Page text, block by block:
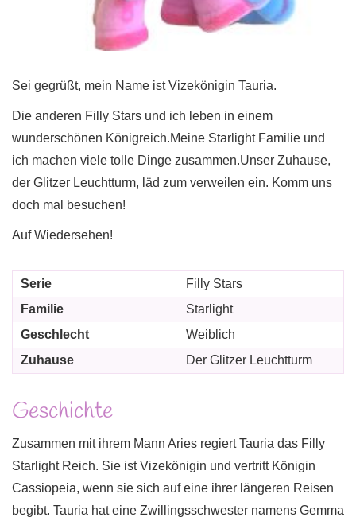
Sei gegrüßt, mein Name ist Vizekönigin Tauria.
Die anderen Filly Stars und ich leben in einem
wunderschönen Königreich.Meine Starlight Familie und
ich machen viele tolle Dinge zusammen.Unser Zuhause,
der Glitzer Leuchtturm, läd zum verweilen ein. Komm uns
doch mal besuchen!
Auf Wiedersehen!
Serie
Filly Stars
Familie
Starlight
Geschlecht
Weiblich
Zuhause
Der Glitzer Leuchtturm
Geschichte
Zusammen mit ihrem Mann Aries regiert Tauria das Filly
Starlight Reich. Sie ist Vizekönigin und vertritt Königin
Cassiopeia, wenn sie sich auf eine ihrer längeren Reisen
begibt. Tauria hat eine Zwillingsschwester namens Gemma